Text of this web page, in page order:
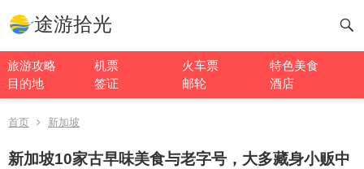
途游拾光
旅游攻略 机票 火车票
特色美食
目的地
签证 邮轮 酒店
首页 新加坡
新加坡10家古早味美食与老字号，大多藏身小贩中